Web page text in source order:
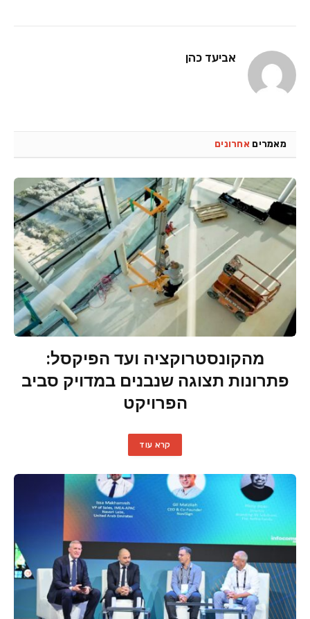
אביעד כהן
מאמרים אחרונים
מהקונסטרוקציה ועד הפיקסל:
פתרונות תצוגה שנבנים במדויק סביב
הפרויקט
קרא עוד